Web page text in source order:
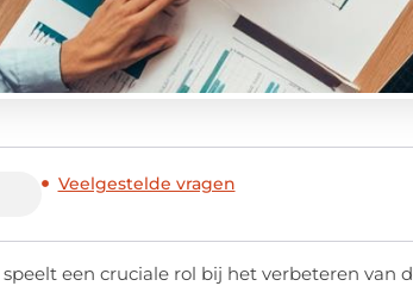
Veelgestelde vragen
speelt een cruciale rol bij het verbeteren van